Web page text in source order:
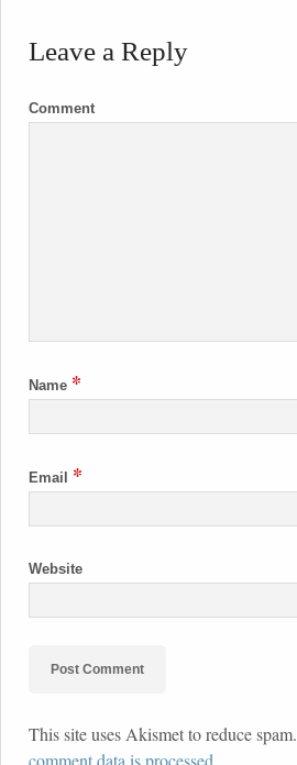
Leave a Reply
Comment
Name *
Email *
Website
This site uses Akismet to reduce spam.
comment data is processed.